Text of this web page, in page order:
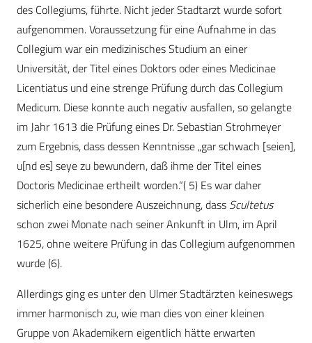
des Collegiums, führte. Nicht jeder Stadtarzt wurde sofort
aufgenommen. Voraussetzung für eine Aufnahme in das
Collegium war ein medizinisches Studium an einer
Universität, der Titel eines Doktors oder eines Medicinae
Licentiatus und eine strenge Prüfung durch das Collegium
Medicum. Diese konnte auch negativ ausfallen, so gelangte
im Jahr 1613 die Prüfung eines Dr. Sebastian Strohmeyer
zum Ergebnis, dass dessen Kenntnisse „gar schwach [seien],
u[nd es] seye zu bewundern, daß ihme der Titel eines
Doctoris Medicinae ertheilt worden.“( 5) Es war daher
sicherlich eine besondere Auszeichnung, dass Scultetus
schon zwei Monate nach seiner Ankunft in Ulm, im April
1625, ohne weitere Prüfung in das Collegium aufgenommen
wurde (6).
Allerdings ging es unter den Ulmer Stadtärzten keineswegs
immer harmonisch zu, wie man dies von einer kleinen
Gruppe von Akademikern eigentlich hätte erwarten